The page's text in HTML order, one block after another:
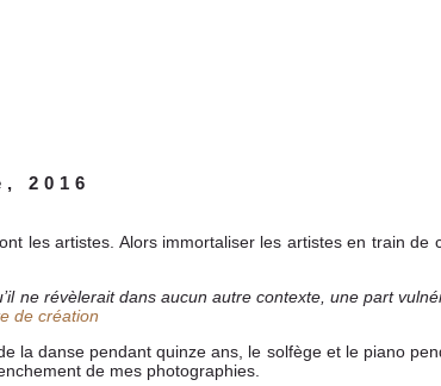
2016
les artistes. Alors immortaliser les artistes en train de
ne révèlerait dans aucun autre contexte, une part
de création
la danse pendant quinze ans, le solfège et le piano
de mes photographies.